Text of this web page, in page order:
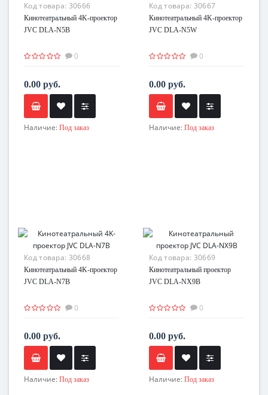
Код товара: 30666
Кинотеатральный 4K-проектор
JVC DLA-N5B
0
0.00 руб.
Наличие: Под заказ
Код товара: 30667
Кинотеатральный 4K-проектор
JVC DLA-N5W
0
0.00 руб.
Наличие: Под заказ
Код товара: 30668
Кинотеатральный 4K-проектор
JVC DLA-N7B
0
0.00 руб.
Наличие: Под заказ
Код товара: 30669
Кинотеатральный проектор
JVC DLA-NX9B
0
0.00 руб.
Наличие: Под заказ